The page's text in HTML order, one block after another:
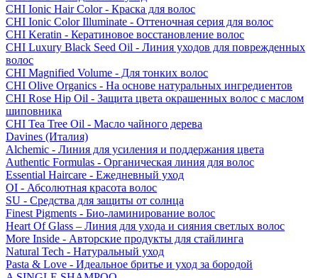
CHI Ionic Hair Color - Краска для волос
CHI Ionic Color Illuminate - Оттеночная серия для волос
CHI Keratin - Кератиновое восстановление волос
CHI Luxury Black Seed Oil - Линия уходов для поврежденных
волос
CHI Magnified Volume - Для тонких волос
CHI Olive Organics - На основе натуральных ингредиентов
CHI Rose Hip Oil - Защита цвета окрашенных волос с маслом
шиповника
CHI Tea Tree Oil - Масло чайного дерева
Davines (Италия)
Alchemic - Линия для усиления и поддержания цвета
Authentic Formulas - Органическая линия для волос
Essential Haircare - Eжедневный уход
OI - Абсолютная красота волос
SU - Средства для защиты от солнца
Finest Pigments - Био-ламинирование волос
Heart Of Glass – Линия для ухода и сияния светлых волос
More Inside - Авторские продукты для стайлинга
Natural Tech - Натуральный уход
Pasta & Love - Идеальное бритье и уход за бородой